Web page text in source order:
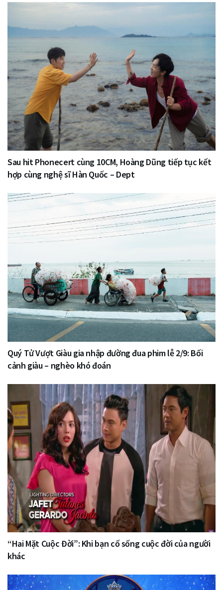
Sau hit Phonecert cùng 10CM, Hoàng Dũng tiếp tục kết
hợp cùng nghệ sĩ Hàn Quốc – Dept
Quý Tử Vượt Giàu gia nhập đường đua phim lễ 2/9: Bối
cảnh giàu – nghèo khó đoán
“Hai Mặt Cuộc Đời”: Khi bạn cố sống cuộc đời của người
khác